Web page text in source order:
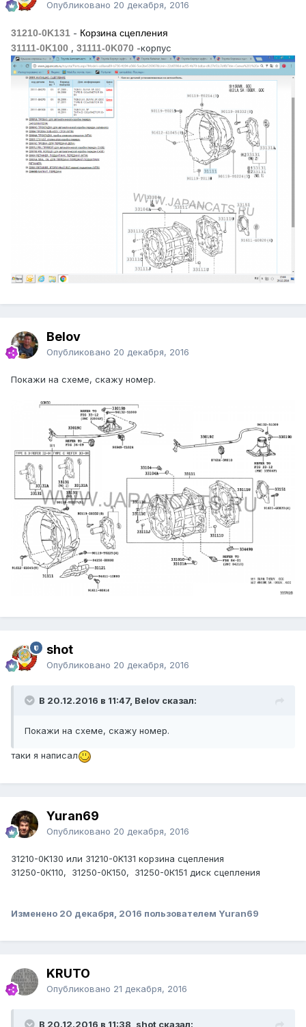
Опубликовано 20 декабря, 2016
31210-0K131 - Корзина сцепления
31111-0K100 , 31111-0K070 -корпус
Belov
Опубликовано 20 декабря, 2016
Покажи на схеме, скажу номер.
shot
Опубликовано 20 декабря, 2016
В 20.12.2016 в 11:47, Belov сказал:
Покажи на схеме, скажу номер.
таки я написал
Yuran69
Опубликовано 20 декабря, 2016
31210-0K130 или 31210-0K131 корзина сцепления
31250-0К110, 31250-0К150, 31250-0К151 диск сцепления
Изменено 20 декабря, 2016 пользователем Yuran69
KRUTO
Опубликовано 21 декабря, 2016
В 20.12.2016 в 11:38, shot сказал: